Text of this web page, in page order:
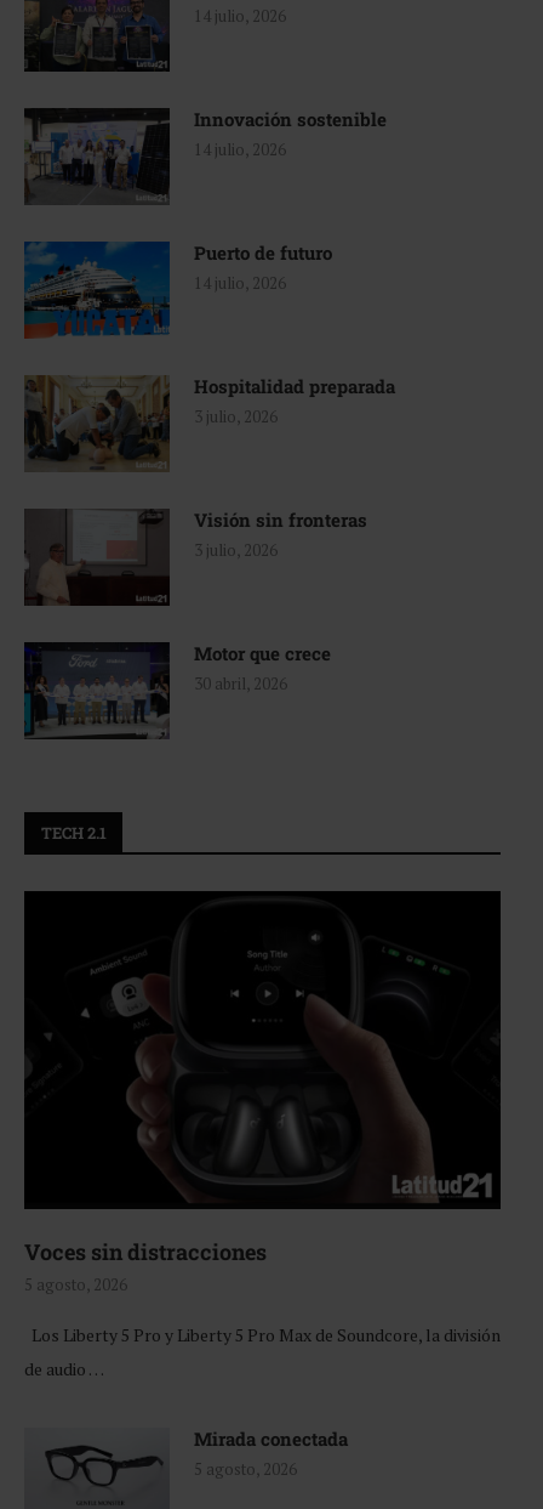
14 julio, 2026
Innovación sostenible
14 julio, 2026
Puerto de futuro
14 julio, 2026
Hospitalidad preparada
3 julio, 2026
Visión sin fronteras
3 julio, 2026
Motor que crece
30 abril, 2026
TECH 2.1
Voces sin distracciones
5 agosto, 2026
Los Liberty 5 Pro y Liberty 5 Pro Max de Soundcore, la división
de audio …
Mirada conectada
5 agosto, 2026